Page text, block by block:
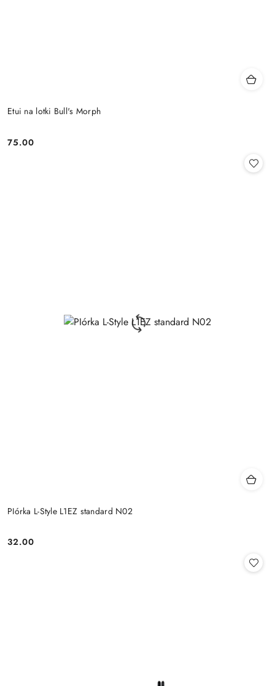
Etui na lotki Bull's Morph
Cena:
75.00
PIórka L-Style L1EZ standard N02
Cena:
32.00